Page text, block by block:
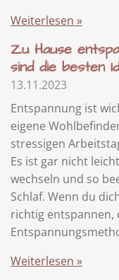
Weiterlesen »
Zu Hause
sind die besten
13.11.2023
Entspannung ist
eigene
stressigen
Es ist gar nicht
wechseln und so
Schlaf. Wenn du
richtig entspannen,
Weiterlesen »